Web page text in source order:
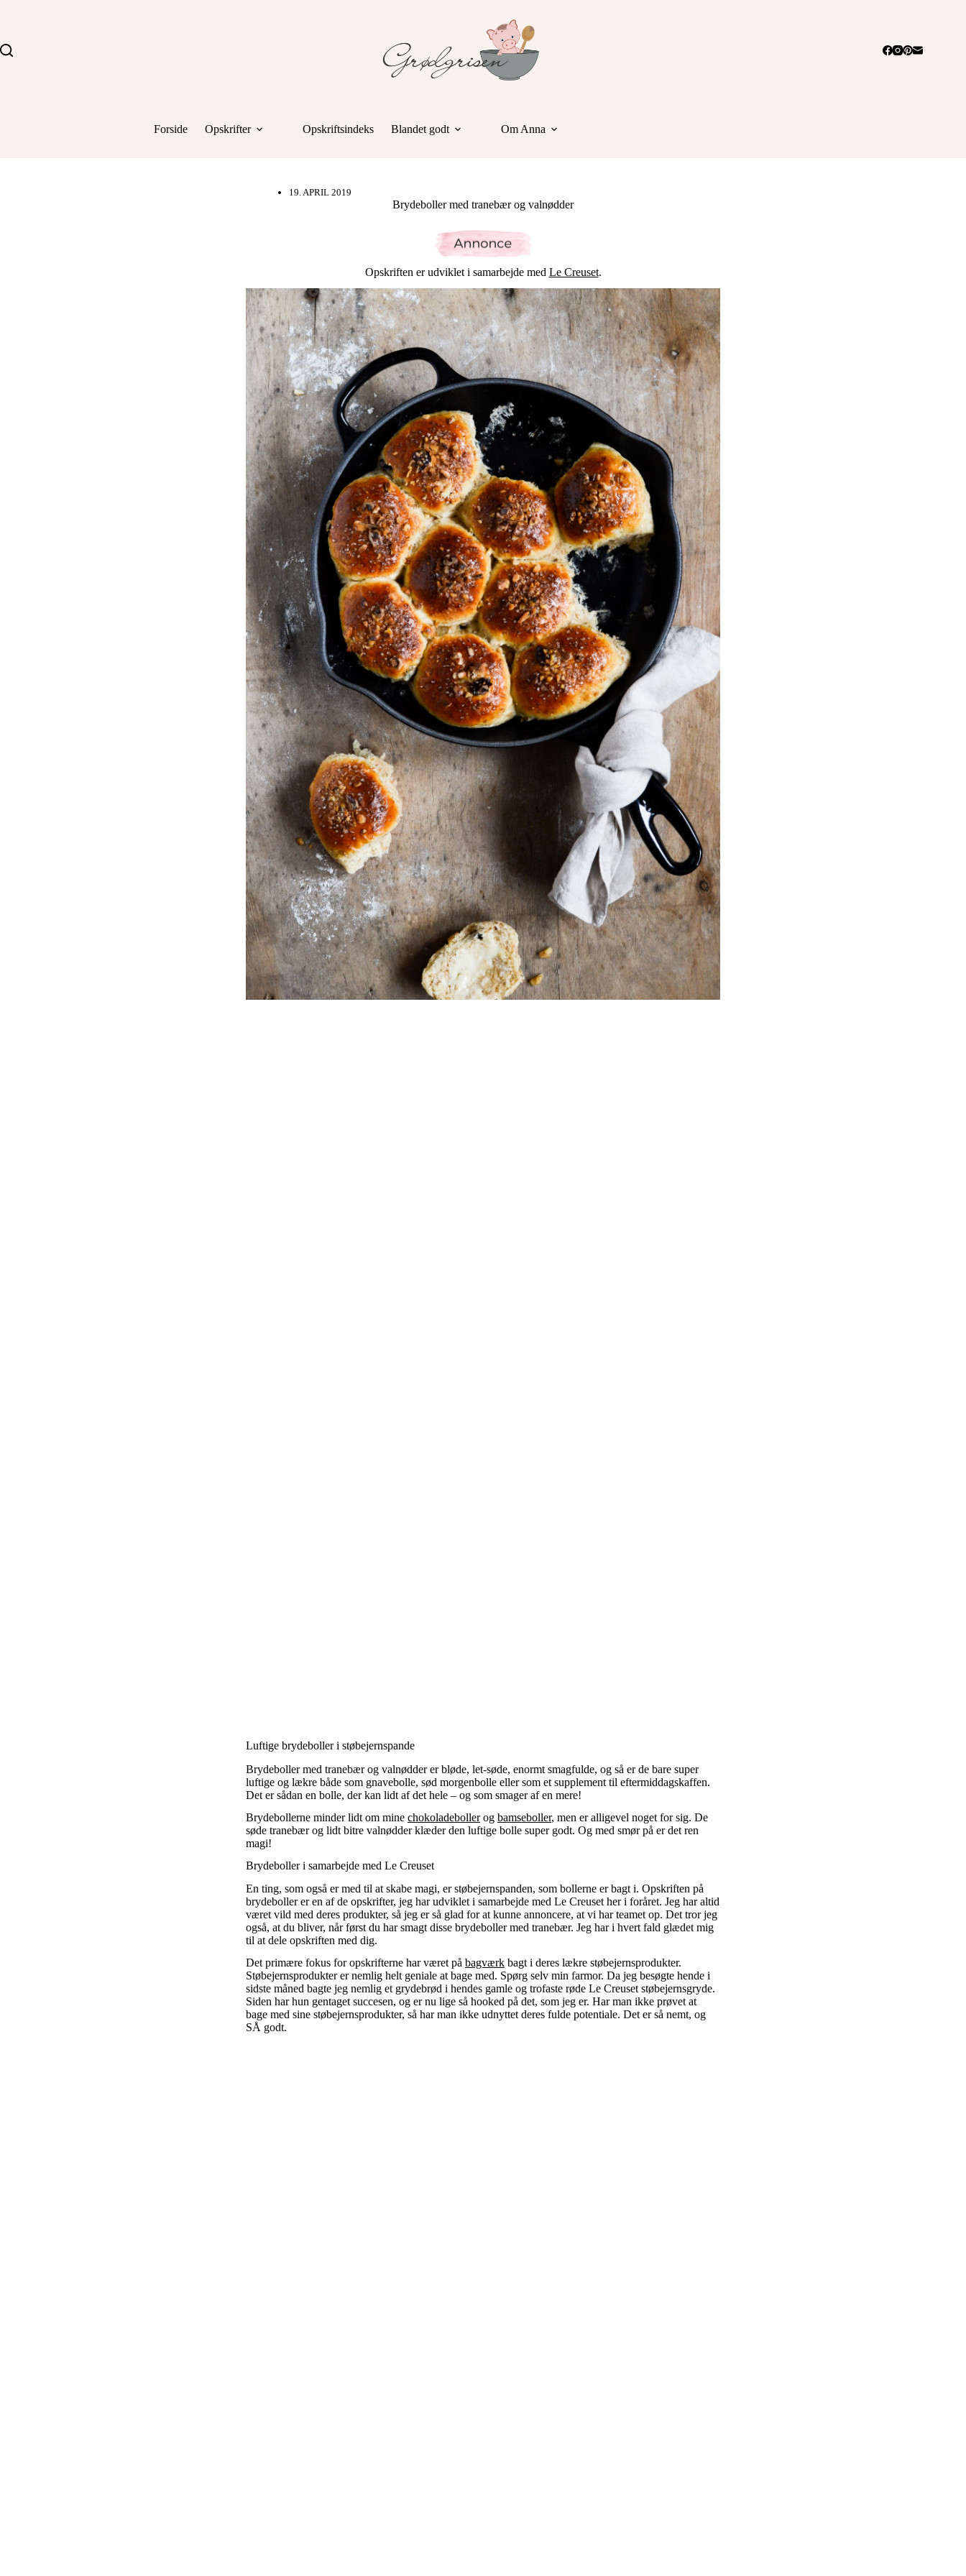
Forside Opskrifter Opskriftsindeks Blandet godt Om Anna
19. APRIL 2019
Brydeboller med tranebær og valnødder
Opskriften er udviklet i samarbejde med Le Creuset.
Luftige brydeboller i støbejernspande
Brydeboller med tranebær og valnødder er bløde, let-søde, enormt smagfulde, og så er de bare super
luftige og lækre både som gnavebolle, sød morgenbolle eller som et supplement til eftermiddagskaffen.
Det er sådan en bolle, der kan lidt af det hele – og som smager af en mere!
Brydebollerne minder lidt om mine chokoladebollerog bamseboller, men er alligevel noget for sig. De
søde tranebær og lidt bitre valnødder klæder den luftige bolle super godt. Og med smør på er det ren
magi!
Brydeboller i samarbejde med Le Creuset
En ting, som også er med til at skabe magi, er støbejernspanden, som bollerne er bagt i. Opskriften på
brydeboller er en af de opskrifter, jeg har udviklet i samarbejde med Le Creuset her i foråret. Jeg har altid
været vild med deres produkter, så jeg er så glad for at kunne annoncere, at vi har teamet op. Det tror jeg
også, at du bliver, når først du har smagt disse brydeboller med tranebær. Jeg har i hvert fald glædet mig
til at dele opskriften med dig.
Det primære fokus for opskrifterne har været på bagværk bagt i deres lækre støbejernsprodukter.
Støbejernsprodukter er nemlig helt geniale at bage med. Spørg selv min farmor. Da jeg besøgte hende i
sidste måned bagte jeg nemlig et grydebrød i hendes gamle og trofaste røde Le Creuset støbejernsgryde.
Siden har hun gentaget succesen, og er nu lige så hooked på det, som jeg er. Har man ikke prøvet at
bage med sine støbejernsprodukter, så har man ikke udnyttet deres fulde potentiale. Det er så nemt, og
SÅ godt.